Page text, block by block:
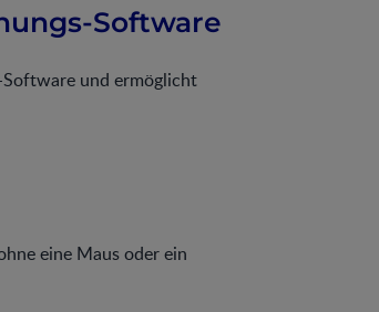
Software
und ermöglicht
eine Maus oder ein